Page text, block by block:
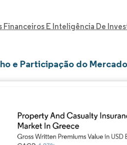
Financeiros E Inteligência De
e Participação do